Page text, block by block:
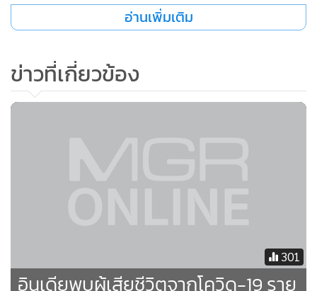
1,014
ยอดนิยม
อ่านเพิ่มเติม